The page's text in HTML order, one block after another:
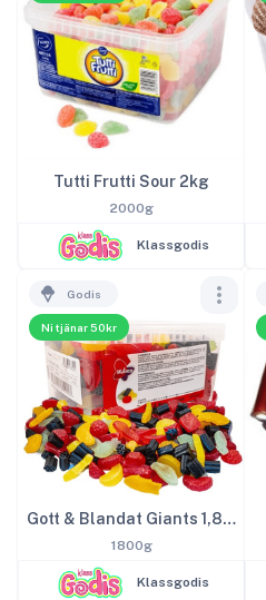
Tutti Frutti Sour 2kg
2000g
Klassgodis
Ni tjänar 50kr
Godis
Gott & Blandat Giants 1,8kg
1800g
Klassgodis